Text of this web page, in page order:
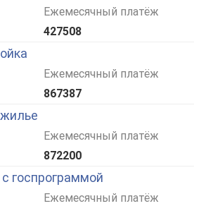
Ежемесячный платёж
427508
Ежемесячный платёж
867387
Ежемесячный платёж
872200
госпрограммой
Ежемесячный платёж